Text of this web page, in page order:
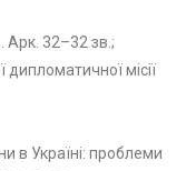
Арк. 32–32 зв.;
місії
в Україні: проблеми